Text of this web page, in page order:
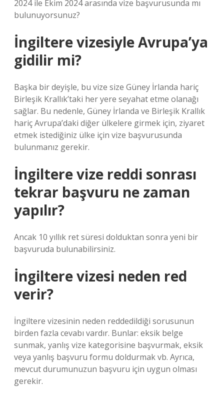
2024 ile Ekim 2024 arasında vize başvurusunda mı
bulunuyorsunuz?
İngiltere vizesiyle Avrupa’ya
gidilir mi?
Başka bir deyişle, bu vize size Güney İrlanda hariç
Birleşik Krallık’taki her yere seyahat etme olanağı
sağlar. Bu nedenle, Güney İrlanda ve Birleşik Krallık
hariç Avrupa’daki diğer ülkelere girmek için, ziyaret
etmek istediğiniz ülke için vize başvurusunda
bulunmanız gerekir.
İngiltere vize reddi sonrası
tekrar başvuru ne zaman
yapılır?
Ancak 10 yıllık ret süresi dolduktan sonra yeni bir
başvuruda bulunabilirsiniz.
İngiltere vizesi neden red
verir?
İngiltere vizesinin neden reddedildiği sorusunun
birden fazla cevabı vardır. Bunlar: eksik belge
sunmak, yanlış vize kategorisine başvurmak, eksik
veya yanlış başvuru formu doldurmak vb. Ayrıca,
mevcut durumunuzun başvuru için uygun olması
gerekir.